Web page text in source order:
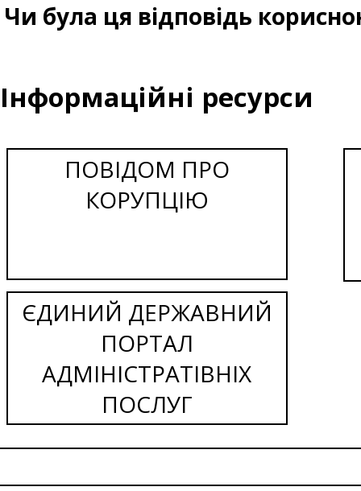
Чи була ця відповідь
Інформаційні ресурси
ПОВІДОМ ПРО
КОРУПЦІЮ
ЄДИНИЙ ДЕРЖАВНИЙ
ПОРТАЛ
АДМІНІСТРАТІВНІХ
ПОСЛУГ